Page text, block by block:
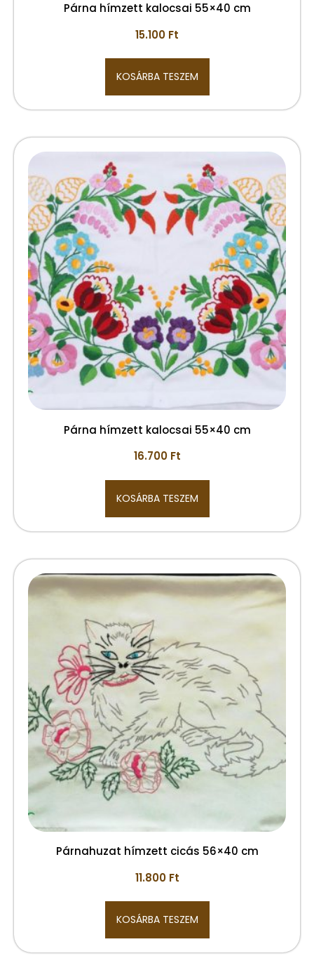
Párna hímzett kalocsai 55×40 cm
15.100 Ft
KOSÁRBA TESZEM
Párna hímzett kalocsai 55×40 cm
16.700 Ft
KOSÁRBA TESZEM
Párnahuzat hímzett cicás 56×40 cm
11.800 Ft
KOSÁRBA TESZEM